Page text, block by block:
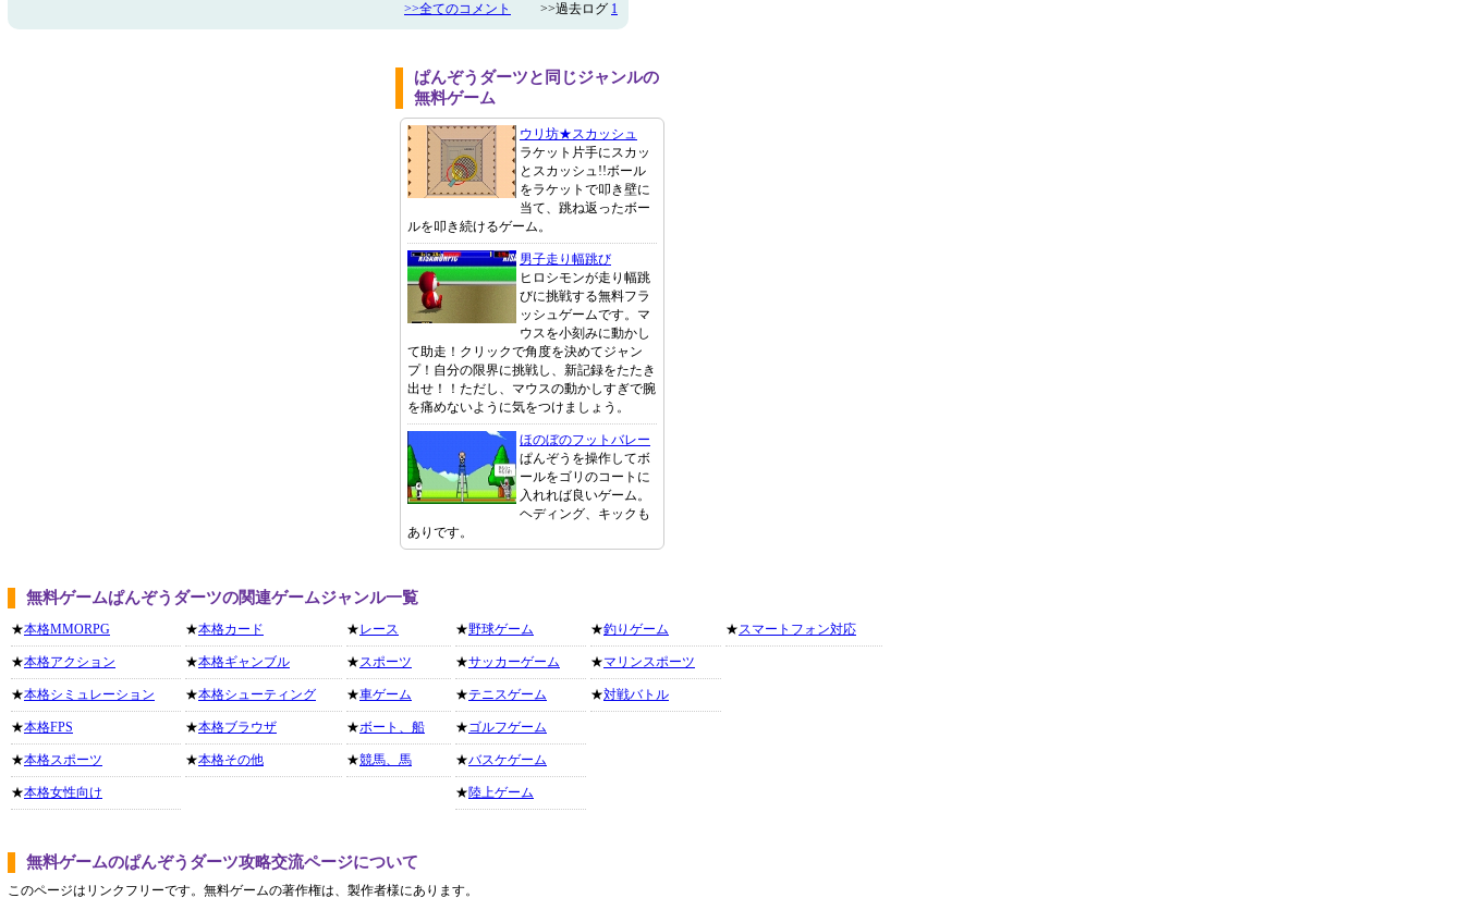
>>全てのコメント >>過去ログ 1
ぱんぞうダーツと同じジャンルの
無料ゲーム
ウリ坊★スカッシュ
ラケット片手にスカッ
とスカッシュ!!ボール
をラケットで叩き壁に
当て、跳ね返ったボー
ルを叩き続けるゲーム。
男子走り幅跳び
ヒロシモンが走り幅跳
びに挑戦する無料フラ
ッシュゲームです。マ
ウスを小刻みに動かし
て助走！クリックで角度を決めてジャン
プ！自分の限界に挑戦し、新記録をたたき
出せ！！ただし、マウスの動かしすぎで腕
を痛めないように気をつけましょう。
ほのぼのフットバレー
ぱんぞうを操作してボ
ールをゴリのコートに
入れれば良いゲーム。
ヘディング、キックも
ありです。
無料ゲームぱんぞうダーツの関連ゲームジャンル一覧
★本格MMORPG
★本格アクション
★本格シミュレーション
★本格FPS
★本格スポーツ
★本格女性向け
★本格カード
★本格ギャンブル
★本格シューティング
★本格ブラウザ
★本格その他
★レース
★スポーツ
★車ゲーム
★ボート、船
★競馬、馬
★野球ゲーム
★サッカーゲーム
★テニスゲーム
★ゴルフゲーム
★バスケゲーム
★陸上ゲーム
★釣りゲーム
★マリンスポーツ
★対戦バトル
★スマートフォン対応
無料ゲームのぱんぞうダーツ攻略交流ページについて
このページはリンクフリーです。無料ゲームの著作権は、製作者様にあります。